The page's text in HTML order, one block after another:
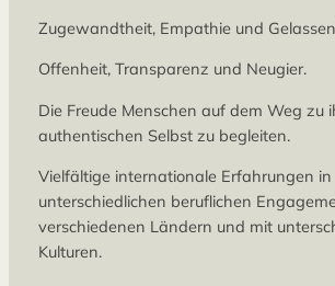
Zugewandtheit, Empathie und
Offenheit, Transparenz und Neugier.
Die Freude Menschen auf dem Weg zu
authentischen Selbst zu begleiten.
Vielfältige internationale Erfahrungen in
unterschiedlichen beruflichen
verschiedenen Ländern und mit
Kulturen.